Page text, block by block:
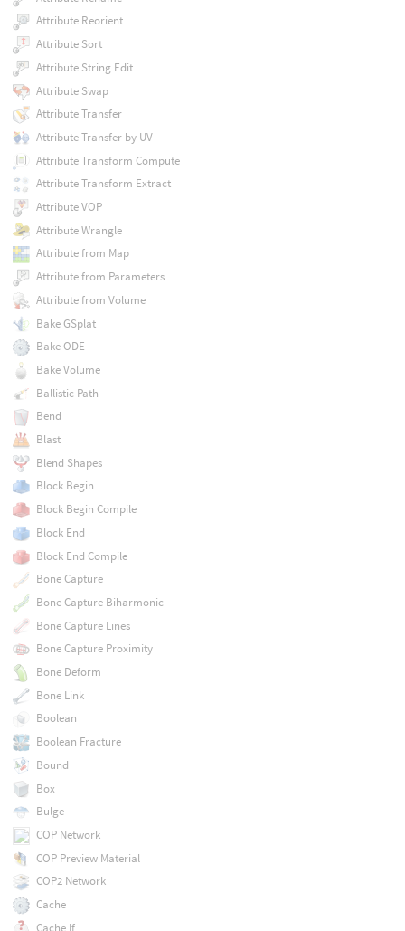
Attribute Reorient
Attribute Sort
Attribute String Edit
Attribute Swap
Attribute Transfer
Attribute Transfer by UV
Attribute Transform Compute
Attribute Transform Extract
Attribute VOP
Attribute Wrangle
Attribute from Map
Attribute from Parameters
Attribute from Volume
Bake GSplat
Bake ODE
Bake Volume
Ballistic Path
Bend
Blast
Blend Shapes
Block Begin
Block Begin Compile
Block End
Block End Compile
Bone Capture
Bone Capture Biharmonic
Bone Capture Lines
Bone Capture Proximity
Bone Deform
Bone Link
Boolean
Boolean Fracture
Bound
Box
Bulge
COP Network
COP Preview Material
COP2 Network
Cache
Cache If